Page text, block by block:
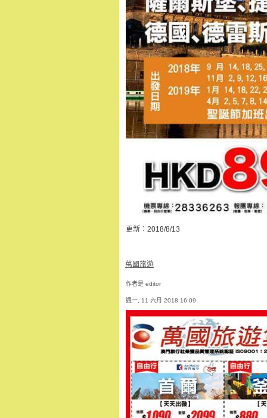
更新︰2018/8/13
萬國旅遊
作者是 editor
週一, 11 六月 2018 16:09